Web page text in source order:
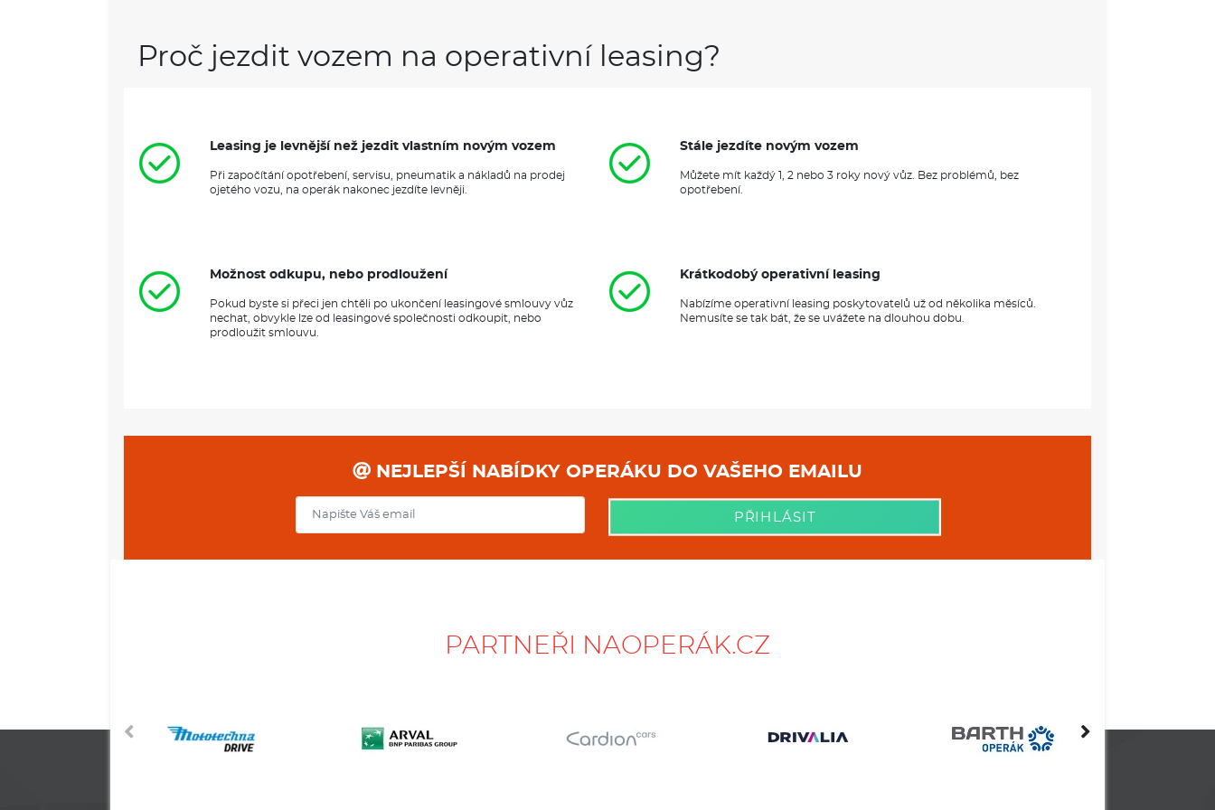
Prémiové obložení přístrojové desky: v odstínu černé Slush Soul Black,
dekorační lišta s 3D efektem v matně šedém odstínu, měděné detaily
Zadní LED světla Coast-to-Coast: s dynamickými ukazateli směru, s
Welcome/Goodbye funkcí, s integrovaným osvětleným logem CUPRA
Samozatmívací vnitřní zpětné zrcátko
Přední loketní opěrka: s integrovanou schránkou a držáky nápojů, výškově a
Digitální přístrojový štít: 10,25" barevný TFT displej
Prodloužená záruka výrobce na 5 let nebo maximálně 100 000 km
(Prodloužená záruka se skládá z 2leté zákonné záruky a 3leté prodloužené
záruky výrobce. Prodloužená záruka je poskytována u všech autorizovaných
nastavení
Connectivity box: bezdrátová nabíječka telefonu s rychlonabíjením (25 W)
Podélné střešní nosiče - černý lesk
Hliníkové nástupní lišty na prahu dveří: osvětlené, s nápisem CUPRA
Proč jezdit vozem na operativní leasing?
Leasing je levnější než jezdit vlastním novým vozem
Při započítání opotřebení, servisu, pneumatik a nákladů na prodej
ojetého vozu, na operák nakonec jezdíte levněji.
Stále jezdíte novým vozem
Můžete mít každý 1, 2 nebo 3 roky nový vůz. Bez problémů, bez
opotřebení.
Možnost odkupu, nebo prodloužení
Pokud byste si přeci jen chtěli po ukončení leasingové smlouvy vůz
nechat, obvykle lze od leasingové společnosti odkoupit, nebo
prodloužit smlouvu.
Krátkodobý operativní leasing
Nabízíme operativní leasing poskytovatelů už od několika měsíců.
Nemusíte se tak bát, že se uvážete na dlouhou dobu.
NEJLEPŠÍ NABÍDKY OPERÁKU DO VAŠEHO EMAILU
PŘIHLÁSIT
PARTNEŘI NAOPERÁK.CZ